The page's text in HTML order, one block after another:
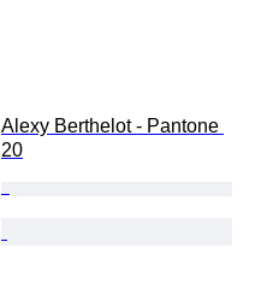
Alexy Berthelot - Pantone
20